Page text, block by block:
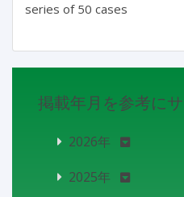
series of 50 cases
掲載年月を参考に
2026年
2025年